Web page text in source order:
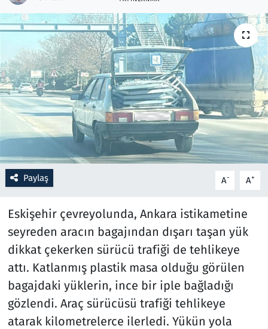
Paylaş A- A+
Eskişehir çevreyolunda, Ankara istikametine
seyreden aracın bagajından dışarı taşan yük
dikkat çekerken sürücü trafiği de tehlikeye
attı. Katlanmış plastik masa olduğu görülen
bagajdaki yüklerin, ince bir iple bağladığı
gözlendi. Araç sürücüsü trafiği tehlikeye
atarak kilometrelerce ilerledi. Yükün yola
Oyun
Ramazan
Resmi İlanlar
Rüya Tabirleri
Sağlık
Savunma Sanayi
Seçim 2023
Spor
Teknoloji ve Bilim
Televizyon